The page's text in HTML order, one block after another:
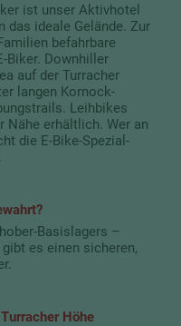
ist unser Aktivhotel
das ideale Gelände. Zur
befahrbare
Biker. Downhiller
auf der Turracher
langen Kornock-
Leihbikes
Nähe erhältlich. Wer an
die E-Bike-Spezial-
Basislagers –
es einen sicheren,
Höhe